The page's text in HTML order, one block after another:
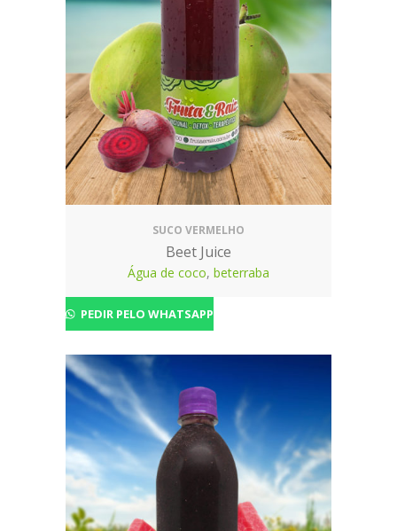
SUCO VERMELHO
Beet Juice
Água de coco, beterraba
PEDIR PELO WHATSAPP